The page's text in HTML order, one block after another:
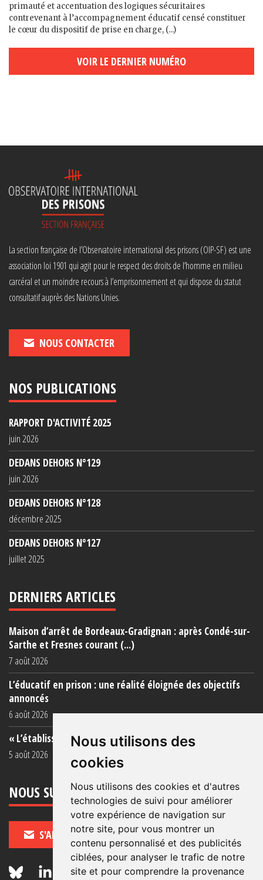
Nous utilisons des
cookies
Nous utilisons des cookies et d'autres
technologies de suivi pour améliorer
votre expérience de navigation sur
notre site, pour vous montrer un
contenu personnalisé et des publicités
ciblées, pour analyser le trafic de notre
site et pour comprendre la provenance
primauté et accentuation des logiques sécuritaires
contrevenant à l’accompagnement éducatif censé constituer
le cœur du dispositif de prise en charge, (...)
VOIR LE DERNIER NUMÉRO
La section française de l’Observatoire international des prisons (OIP-SF) est une
association loi 1901 qui agit pour le respect des droits de l’homme en milieu
carcéral et un moindre recours à l’emprisonnement et qui dispose du statut
consultatif auprès des Nations Unies.
NOUS CONTACTER
NOS PUBLICATIONS
RAPPORT D'ACTIVITÉ 2025
juin 2026
DEDANS DEHORS N°129
juin 2026
DEDANS DEHORS N°128
décembre 2025
DEDANS DEHORS N°127
juillet 2025
DERNIERS ARTICLES
Maison d’arrêt de Bordeaux-Gradignan : après Condé-sur-
Sarthe et Fresnes courant (...)
7 août 2026
L’éducatif en prison : une réalité éloignée des objectifs
annoncés
6 août 2026
« L’établissement est une porcherie totale »
5 août 2026
NOUS SUIVRE
S'ABONNER